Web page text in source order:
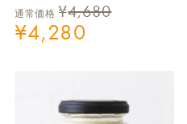
通常価格 ¥4,680
¥4,280